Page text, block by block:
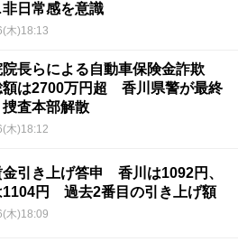
日常感を意識
木)18:13
院長らによる自動車保険金詐欺
額は2700万円超 香川県警が最終
査本部解散
木)18:12
引き上げ答申 香川は1092円、
1104円 過去2番目の引き上げ額
木)18:09